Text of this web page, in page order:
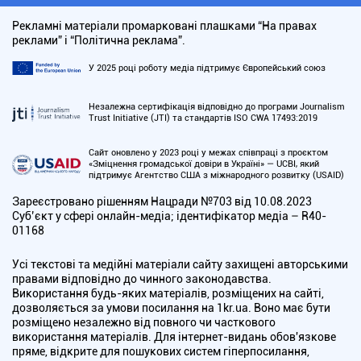
Рекламні матеріали промарковані плашками “На правах
реклами” і “Політична реклама”.
У 2025 році роботу медіа підтримує Європейський союз
Незалежна сертифікація відповідно до програми Journalism
Trust Initiative (JTI) та стандартів ISO CWA 17493:2019
Сайт оновлено у 2023 році у межах співпраці з проєктом
«Зміцнення громадської довіри в Україні» — UCBI, який
підтримує Агентство США з міжнародного розвитку (USAID)
Зареєстровано рішенням Нацради №703 від 10.08.2023
Cуб’єкт у сфері онлайн-медіа; ідентифікатор медіа – R40-
01168
Усі текстові та медійні матеріали сайту захищені авторськими
правами відповідно до чинного законодавства.
Використання будь-яких матеріалів, розміщених на сайті,
дозволяється за умови посилання на 1kr.ua. Воно має бути
розміщено незалежно від повного чи часткового
використання матеріалів. Для інтернет-видань обов'язкове
пряме, відкрите для пошукових систем гіперпосилання,